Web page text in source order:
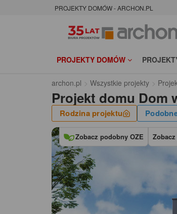
PROJEKTY DOMÓW - ARCHON.PL
PROJEKTY DOMÓW
archon.pl Wszystkie projekty
Projekt domu Dom
Rodzina projektu
Zobacz podobny OZE